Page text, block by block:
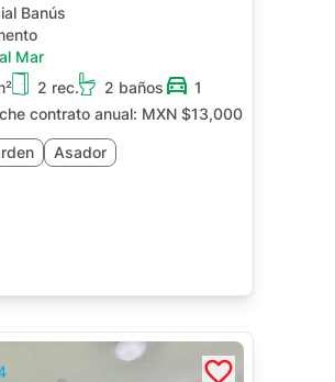
Banús
Mar
2 rec. 2 baños
1
contrato anual: MXN $13,000
Asador